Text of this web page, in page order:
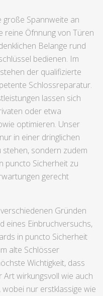
große Spannweite an
reine Öfnnung von Türen
Belange rund
bedienen. Im
der qualifizierte
Schlossreparatur.
lassen sich
oder etwa
optimieren. Unser
in einer dringlichen
sondern zudem
puncto Sicherheit zu
gerecht
Gründen
eines Einbruchversuchs,
in puncto Sicherheit
alte Schlösser
Wichtigkeit, dass
wirkungsvoll wie auch
nur erstklassige wie